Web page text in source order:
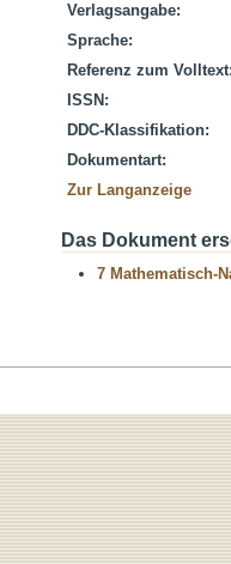
Verlagsangabe:
Sprache:
Referenz zum Volltext:
ISSN:
DDC-Klassifikation:
Dokumentart:
Zur Langanzeige
Das Dokument
7 Mathematisch-